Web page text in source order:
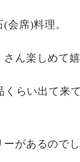
会席)料理。
さん楽しめて
くらい出て来
があるので